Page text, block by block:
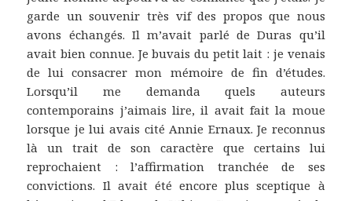
garde un souvenir très vif des propos que nous
avons échangés. Il m’avait parlé de Duras qu’il
avait bien connue. Je buvais du petit lait : je venais
de lui consacrer mon mémoire de fin d’études.
Lorsqu’il me demanda quels auteurs
contemporains j’aimais lire, il avait fait la moue
lorsque je lui avais cité Annie Ernaux. Je reconnus
là un trait de son caractère que certains lui
reprochaient : l’affirmation tranchée de ses
convictions. Il avait été encore plus sceptique à